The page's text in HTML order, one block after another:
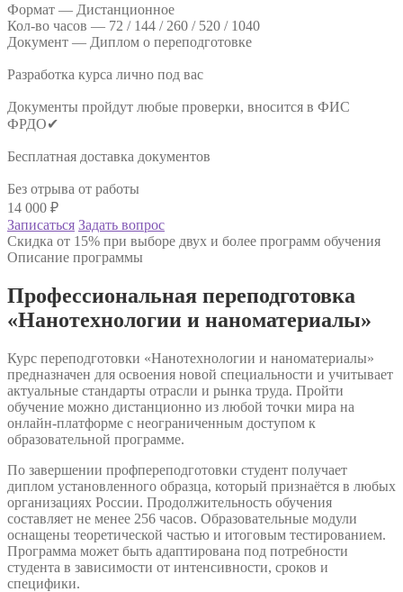
Формат — Дистанционное
Кол-во часов — 72 / 144 / 260 / 520 / 1040
Документ — Диплом о переподготовке
Разработка курса лично под вас
Документы пройдут любые проверки, вносится в ФИС
ФРДО✔
Бесплатная доставка документов
Без отрыва от работы
14 000 ₽
Записаться Задать вопрос
Скидка от 15% при выборе двух и более программ обучения
Описание программы
Профессиональная переподготовка
«Нанотехнологии и наноматериалы»
Курс переподготовки «Нанотехнологии и наноматериалы»
предназначен для освоения новой специальности и учитывает
актуальные стандарты отрасли и рынка труда. Пройти
обучение можно дистанционно из любой точки мира на
онлайн-платформе с неограниченным доступом к
образовательной программе.
По завершении профпереподготовки студент получает
диплом установленного образца, который признаётся в любых
организациях России. Продолжительность обучения
составляет не менее 256 часов. Образовательные модули
оснащены теоретической частью и итоговым тестированием.
Программа может быть адаптирована под потребности
студента в зависимости от интенсивности, сроков и
специфики.